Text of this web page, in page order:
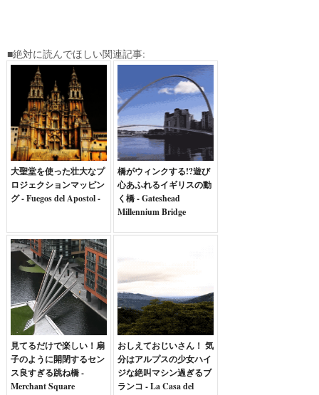
■絶対に読んでほしい関連記事:
大聖堂を使った壮大なプ
ロジェクションマッピン
グ - Fuegos del Apostol -
橋がウィンクする!?遊び
心あふれるイギリスの動
く橋 - Gateshead
Millennium Bridge
見てるだけで楽しい！扇
子のように開閉するセン
ス良すぎる跳ね橋 -
Merchant Square
おしえておじいさん！ 気
分はアルプスの少女ハイ
ジな絶叫マシン過ぎるブ
ランコ - La Casa del